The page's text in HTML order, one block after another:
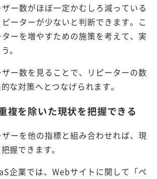
ー数がほぼ一定かむしろ減っている
ーターが少ないと判断できます。こ
ーを増やすための施策を考えて、実
。
ー数を見ることで、リピーターの数
な対策へとつなげられます。
複を除いた現状を把握できる
ーを他の指標と組み合わせれば、現
握できます。
企業では、Webサイトに関して「ペ